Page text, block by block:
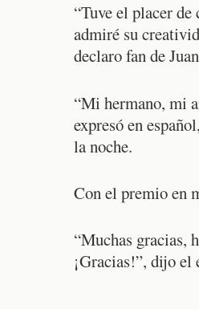
“Tuve el placer
admiré su
declaro fan de
“Mi hermano, mi
expresó en
la noche.
Con el premio en
“Muchas gracias,
¡Gracias!”, dijo